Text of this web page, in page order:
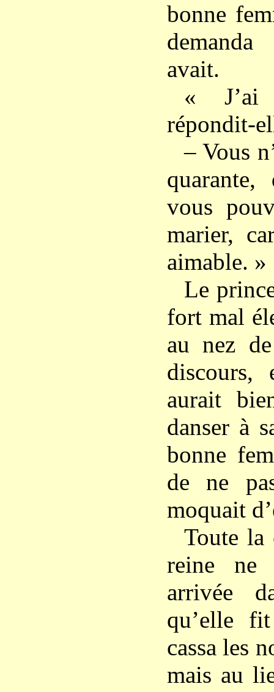
bonne
avait.
« J’ai
répondit-
– Vous
vous
marier,
aimable. »
Le
fort mal
au nez
aurait
danser à
bonne
de ne
moquait
Toute
reine ne
arrivée
qu’elle
cassa les
mais au